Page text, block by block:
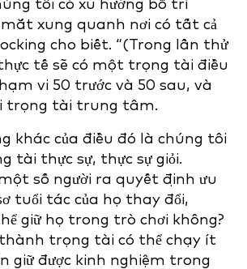
tôi có xu hướng bố trí
xung quanh nơi có tất cả
cho biết. “(Trong lần thử
tế sẽ có một trọng tài điều
vi 50 trước và 50 sau, và
trọng tài trung tâm.
khác của điều đó là chúng tôi
tài thực sự, thực sự giỏi.
số người ra quyết định ưu
tuổi tác của họ thay đổi,
giữ họ trong trò chơi không?
trọng tài có thể chạy ít
giữ được kinh nghiệm trong